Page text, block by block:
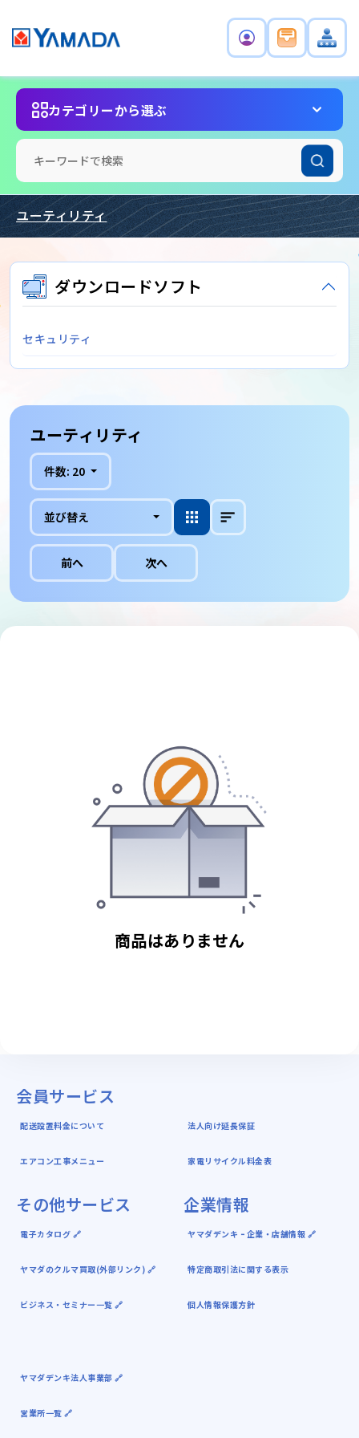
カテゴリーから選ぶ
ユーティリティ
ダウンロードソフト
セキュリティ
ユーティリティ
件数: 20
並び替え
前へ 次へ
商品はありません
会員サービス
配送設置料金について
エアコン工事メニュー
法人向け延長保証
家電リサイクル料金表
その他サービス
電子カタログ 🔗
ヤマダのクルマ買取(外部リンク) 🔗
ビジネス・セミナー一覧 🔗
企業情報
ヤマダデンキ ｰ 企業・店舗情報 🔗
特定商取引法に関する表示
個人情報保護方針
ヤマダデンキ法人事業部 🔗
営業所一覧 🔗